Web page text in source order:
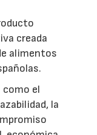
creada
alimentos
como el
la